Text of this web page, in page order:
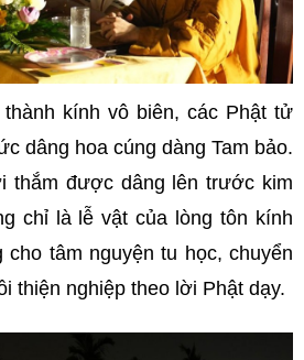
kính vô biên, các Phật tử
dâng hoa cúng dàng Tam bảo.
thắm được dâng lên trước kim
chỉ là lễ vật của lòng tôn kính
tâm nguyện tu học, chuyển
thiện nghiệp theo lời Phật dạy.